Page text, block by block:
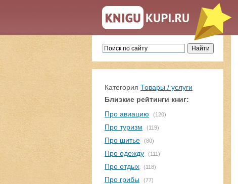
Категория Товары / услуги
Близкие рейтинги книг:
Про авиацию
(120)
Про туризм (119)
Про шитье (80)
Про одежду (111)
Про отдых (118)
Про грибы (77)